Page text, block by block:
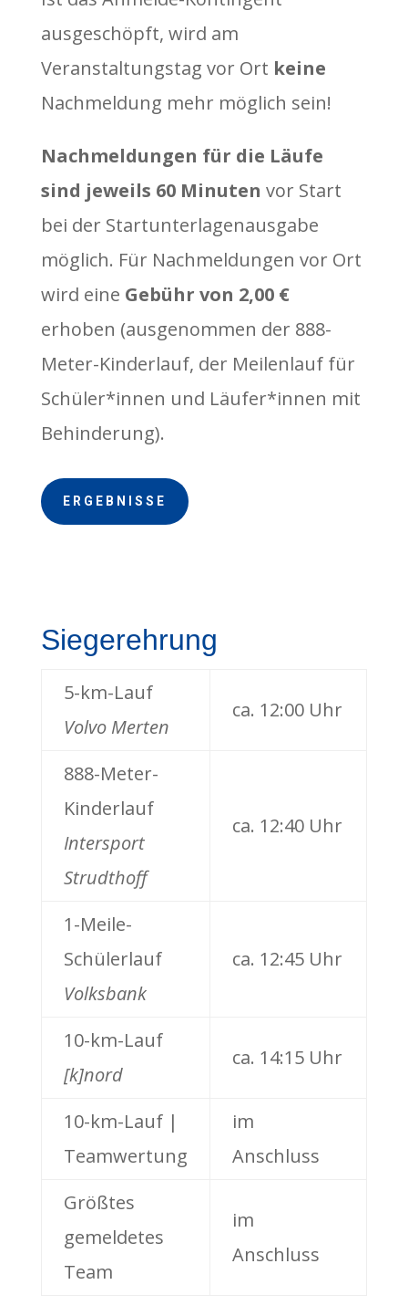
ausgeschöpft, wird am
Veranstaltungstag vor Ort keine
Nachmeldung mehr möglich sein!
Nachmeldungen für die Läufe
sind jeweils 60 Minuten vor Start
bei der Startunterlagenausgabe
möglich. Für Nachmeldungen vor Ort
wird eine Gebühr von 2,00 €
erhoben (ausgenommen der 888-
Meter-Kinderlauf, der Meilenlauf für
Schüler*innen und Läufer*innen mit
Behinderung).
ERGEBNISSE
Siegerehrung
5-km-Lauf
Volvo Merten
ca. 12:00 Uhr
888-Meter-
Kinderlauf
Intersport
Strudthoff
ca. 12:40 Uhr
1-Meile-
Schülerlauf
Volksbank
ca. 12:45 Uhr
10-km-Lauf
[k]nord
ca. 14:15 Uhr
10-km-Lauf |
Teamwertung
im
Anschluss
Größtes
gemeldetes
Team
im
Anschluss